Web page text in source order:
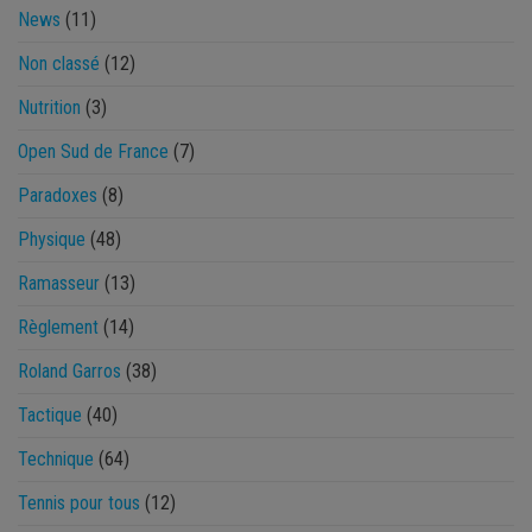
News (11)
Non classé (12)
Nutrition (3)
Open Sud de France (7)
Paradoxes (8)
Physique (48)
Ramasseur (13)
Règlement (14)
Roland Garros (38)
Tactique (40)
Technique (64)
Tennis pour tous (12)